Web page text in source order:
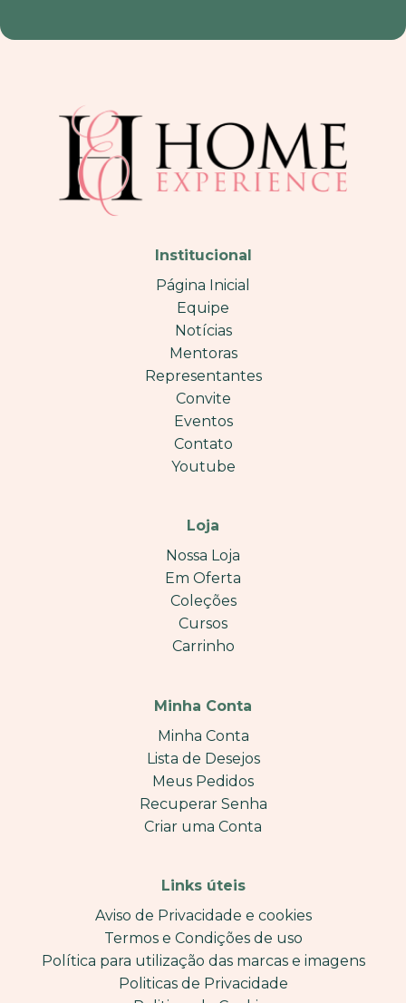
Institucional
Página Inicial
Equipe
Notícias
Mentoras
Representantes
Convite
Eventos
Contato
Youtube
Loja
Nossa Loja
Em Oferta
Coleções
Cursos
Carrinho
Minha Conta
Minha Conta
Lista de Desejos
Meus Pedidos
Recuperar Senha
Criar uma Conta
Links úteis
Aviso de Privacidade e cookies
Termos e Condições de uso
Política para utilização das marcas e imagens
Politicas de Privacidade